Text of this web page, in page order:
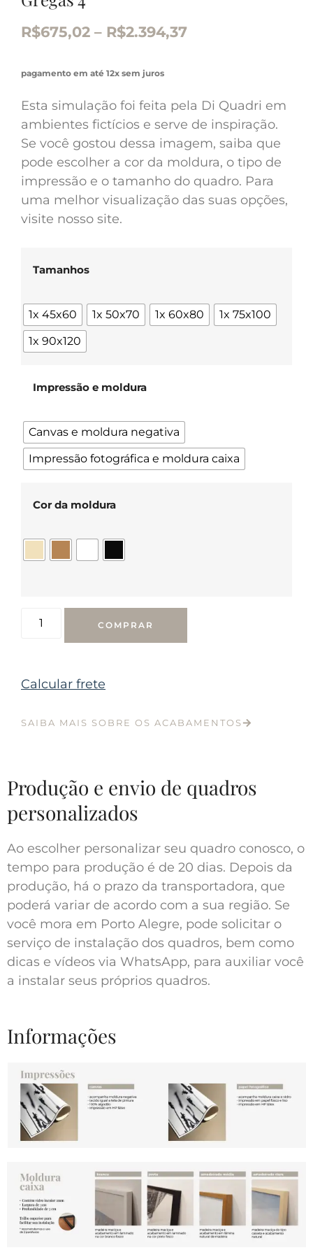
R$675,02 – R$2.394,37
pagamento em até 12x sem juros
Esta simulação foi feita pela Di Quadri em
ambientes fictícios e serve de inspiração.
Se você gostou dessa imagem, saiba que
pode escolher a cor da moldura, o tipo de
impressão e o tamanho do quadro. Para
uma melhor visualização das suas opções,
visite nosso site.
Tamanhos
1x 45x60 1x 50x70 1x 60x80
1x 75x100
1x 90x120
Impressão e moldura
Canvas e moldura negativa
Impressão fotográfica e moldura caixa
Cor da moldura
COMPRAR
Calcular frete
SAIBA MAIS SOBRE OS ACABAMENTOS
Produção e envio de quadros
personalizados
Ao escolher personalizar seu quadro conosco, o
tempo para produção é de 20 dias. Depois da
produção, há o prazo da transportadora, que
poderá variar de acordo com a sua região. Se
você mora em Porto Alegre, pode solicitar o
serviço de instalação dos quadros, bem como
dicas e vídeos via WhatsApp, para auxiliar você
a instalar seus próprios quadros.
Informações